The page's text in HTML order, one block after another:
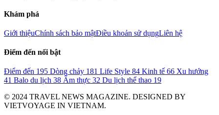
Khám phá
Giới thiệuChính sách bảo mậtĐiều khoản sử dụngLiên hệ
Điểm đến nổi bật
Điểm đến 195 Dòng chảy 181 Life Style 84 Kinh tế 66 Xu hướng
41 Balo du lịch 38 Ẩm thực 32 Du lịch thể thao 19
© 2024 TRAVEL NEWS MAGAZINE. DESIGNED BY
VIETVOYAGE IN VIETNAM.